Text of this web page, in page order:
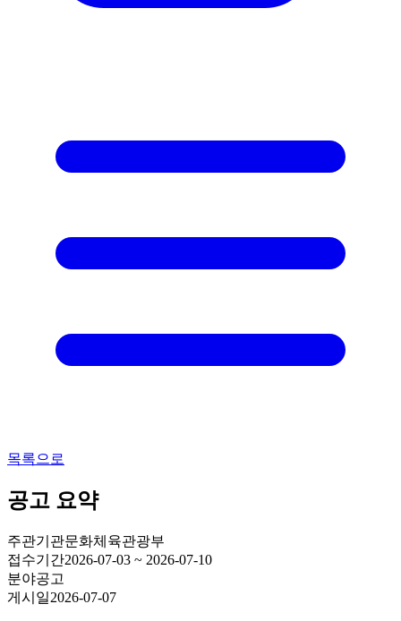
목록으로
공고 요약
주관기관문화체육관광부
접수기간2026-07-03 ~ 2026-07-10
분야공고
게시일2026-07-07